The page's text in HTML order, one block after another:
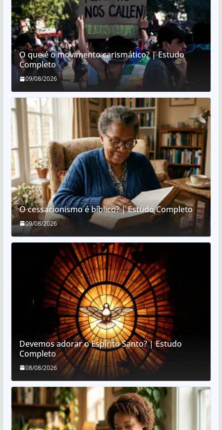
O que é o movimento carismático? | Estudo
Completo
09/08/2026
O cessacionismo é bíblico? | Estudo Completo
09/08/2026
Devemos adorar o Espírito Santo? | Estudo
Completo
08/08/2026